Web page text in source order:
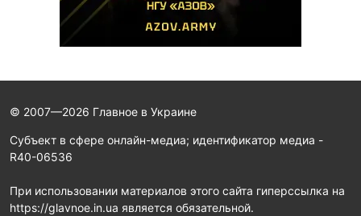
© 2007—2026 Главное в Украине
Субъект в сфере онлайн-медиа; идентификатор медиа -
R40-06536
При использовании материалов этого сайта гиперссылка на
https://glavnoe.in.ua является обязательной.